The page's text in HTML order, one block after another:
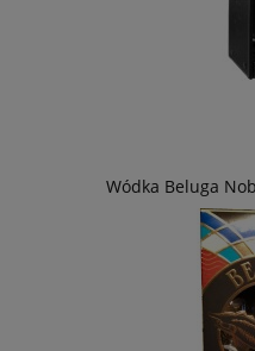
Wódka Beluga